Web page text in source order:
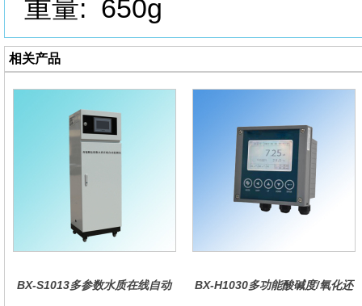
重量: 650g
相关产品
BX-S1013多参数水质在线自动
BX-H1030多功能酸碱度/氧化还